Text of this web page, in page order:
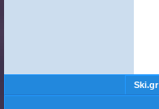
Ski.gr